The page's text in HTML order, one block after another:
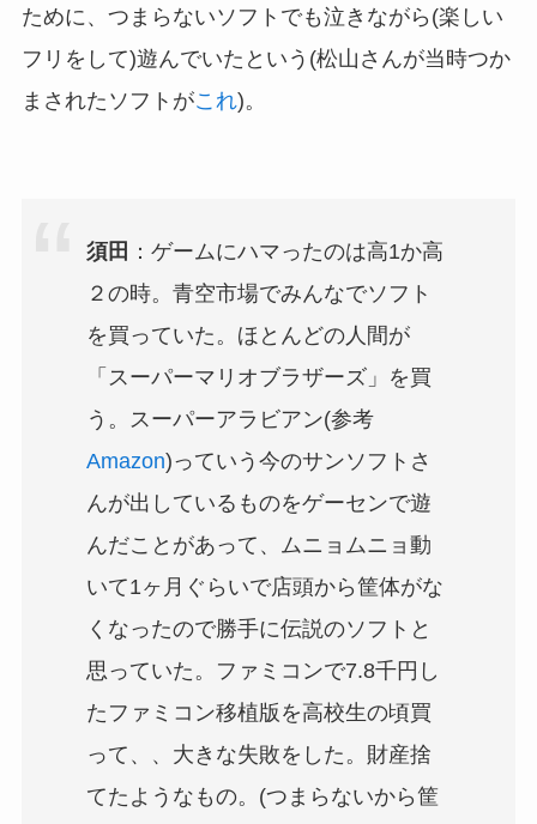
ために、つまらないソフトでも泣きながら(楽しい
フリをして)遊んでいたという(松山さんが当時つか
まされたソフトがこれ)。
須田 ：ゲームにハマったのは高1か高
２の時。青空市場でみんなでソフト
を買っていた。ほとんどの人間が
「スーパーマリオブラザーズ」を買
う。スーパーアラビアン(参考
Amazon)っていう今のサンソフトさ
んが出しているものをゲーセンで遊
んだことがあって、ムニョムニョ動
いて1ヶ月ぐらいで店頭から筐体がな
くなったので勝手に伝説のソフトと
思っていた。ファミコンで7.8千円し
たファミコン移植版を高校生の頃買
って、、大きな失敗をした。財産捨
てたようなもの。(つまらないから筐